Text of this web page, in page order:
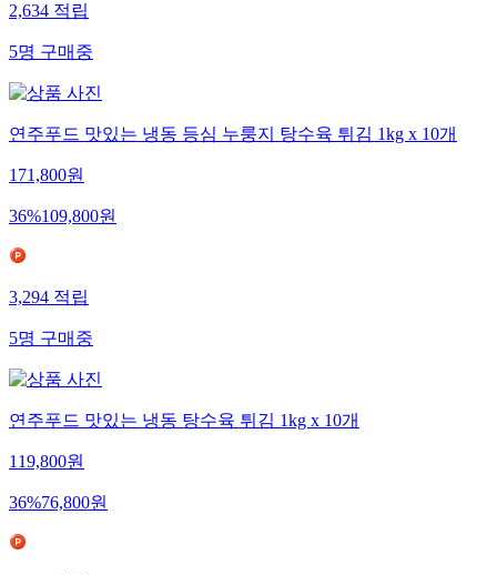
2,634적립
5명구매중
연주푸드 맛있는 냉동 등심 누룽지 탕수육 튀김 1kg x 10개
171,800원
36%109,800원
3,294적립
5명구매중
연주푸드 맛있는 냉동 탕수육 튀김 1kg x 10개
119,800원
36%76,800원